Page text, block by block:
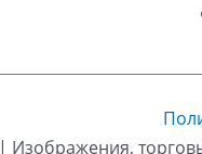
| Изображения,